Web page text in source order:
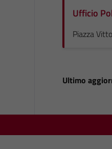
Ufficio
Piazza
Ultimo